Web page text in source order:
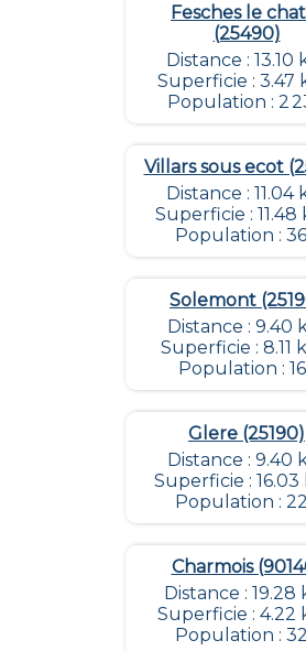
Fesches le
(25490)
Distance : 13.10
Superficie : 3.47
Population : 2
Villars sous ecot
Distance : 11.04
Superficie : 11.48
Population :
Solemont
Distance : 9.40
Superficie : 8.11
Population :
Glere (25190)
Distance : 9.40
Superficie : 16.03
Population :
Charmois
Distance : 19.28
Superficie : 4.22
Population :